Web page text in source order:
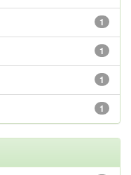
1
1
1
1